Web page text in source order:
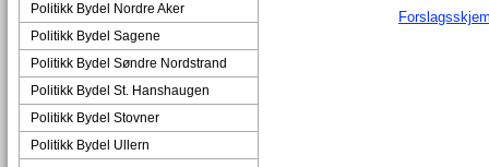
Politikk Bydel Nordre Aker
Politikk Bydel Sagene
Politikk Bydel Søndre Nordstrand
Politikk Bydel St. Hanshaugen
Politikk Bydel Stovner
Politikk Bydel Ullern